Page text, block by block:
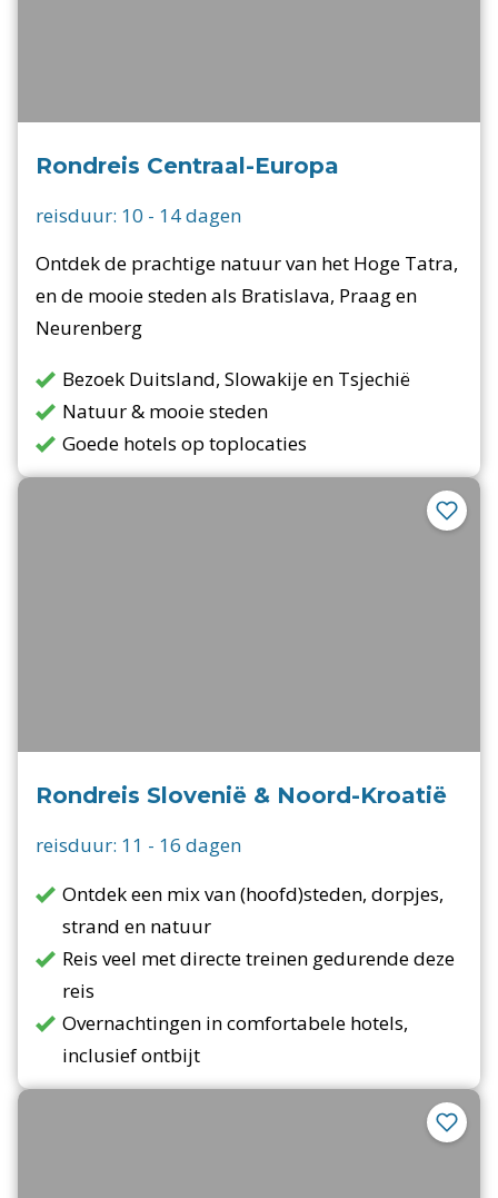
Rondreis Centraal-Europa
reisduur: 10 - 14dagen
Ontdek de prachtige natuur van het Hoge Tatra,
en de mooie steden als Bratislava, Praag en
Neurenberg
Bezoek Duitsland, Slowakije en Tsjechië
Natuur & mooie steden
Goede hotels op toplocaties
Rondreis Slovenië & Noord-Kroatië
reisduur: 11 - 16 dagen
Ontdek een mix van (hoofd)steden, dorpjes,
strand en natuur
Reis veel met directe treinen gedurende deze
reis
Overnachtingen in comfortabele hotels,
inclusief ontbijt